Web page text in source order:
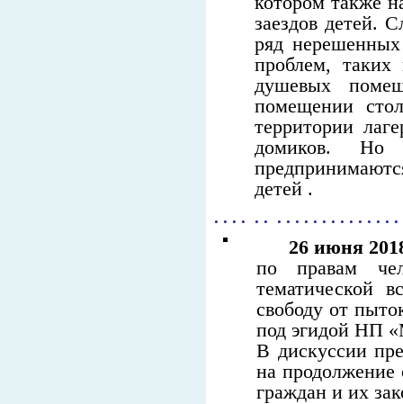
заездов детей.
ряд нерешенных
проблем, таких
душевых
помещении
территории
домиков. Но
детей .
. . . . . . . . . . . . . . . . . . . .
26 июня
по правам
тематической
свободу от
под эгидой НП
В дискуссии
на
граждан и их